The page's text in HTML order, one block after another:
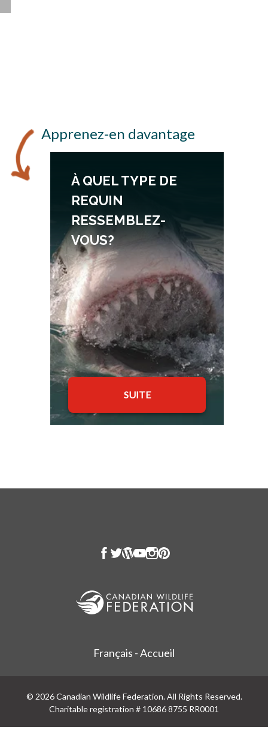
Apprenez-en davantage
À QUEL TYPE DE
REQUIN
RESSEMBLEZ-
VOUS?
SUITE
Français - Accueil
© 2026 Canadian Wildlife Federation. All Rights Reserved.
Charitable registration # 10686 8755 RR0001